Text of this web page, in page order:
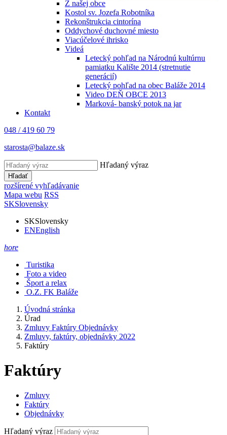
Z našej obce
Kostol sv. Jozefa Robotníka
Rekonštrukcia cintorína
Oddychové duchovné miesto
Viacúčelové ihrisko
Videá
Letecký pohľad na Národnú kultúrnu
pamiatku Kalište 2014 (stretnutie
generácií)
Letecký pohľad na obec Baláže 2014
Video DEŇ OBCE 2013
Marková- banský potok na jar
Kontakt
048 / 419 60 79
starosta@balaze.sk
Hľadaný výraz
Hľadať
rozšírené vyhľadávanie
Mapa webu RSS
SKSlovensky
SKSlovensky
ENEnglish
hore
Turistika
Foto a video
Šport a relax
O.Z. FK Baláže
Úvodná stránka
Úrad
Zmluvy Faktúry Objednávky
Zmluvy, faktúry, objednávky 2022
Faktúry
Faktúry
Zmluvy
Faktúry
Objednávky
Hľadaný výraz